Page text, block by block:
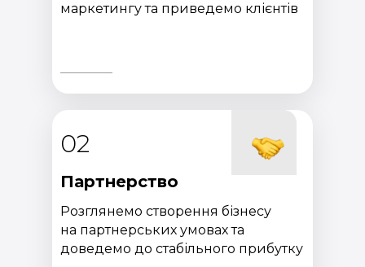
Партнерство
02
маркетингу та приведемо клієнтів
Розглянемо створення бізнесу
на партнерських умовах та
доведемо до стабільного прибутку